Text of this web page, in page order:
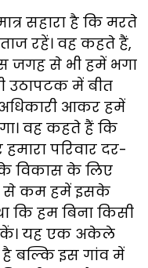
सहारा है कि मरते
रहें। वह कहते हैं,
जगह से भी हमें भगा
उठापटक में बीत
आकर हमें
वह कहते हैं कि
परिवार दर-
विकास के लिए
से कम हमें इसके
कि हम बिना किसी
सकें। यह एक अकेले
है बल्कि इस गांव में